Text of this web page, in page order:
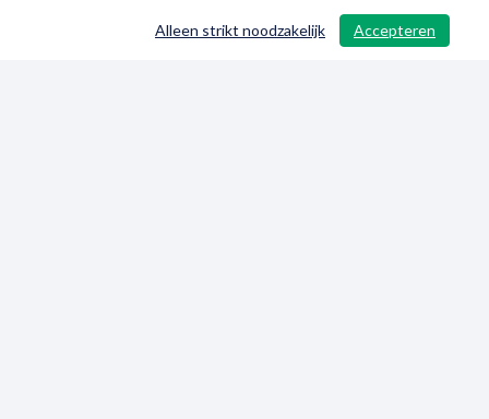
/ 45
Accepteren
Alleen strikt noodzakelijk